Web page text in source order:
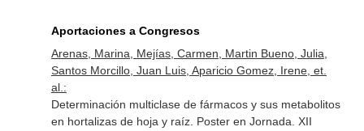
Aportaciones a Congresos
Arenas, Marina, Mejías, Carmen, Martin Bueno, Julia,
Santos Morcillo, Juan Luis, Aparicio Gomez, Irene, et.
al.:
Determinación multiclase de fármacos y sus metabolitos
en hortalizas de hoja y raíz. Poster en Jornada. XII